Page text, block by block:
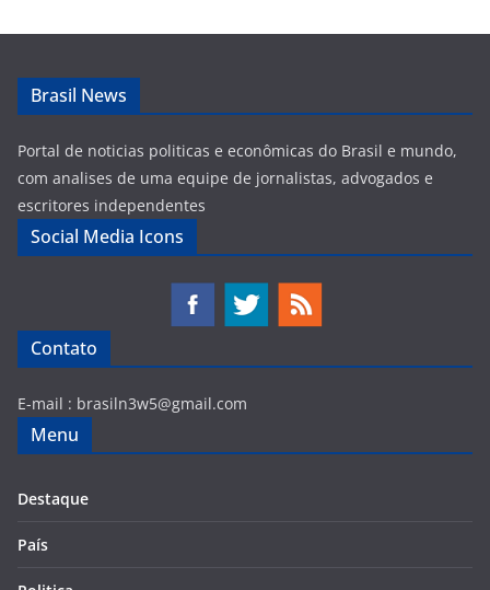
Brasil News
Portal de noticias politicas e econômicas do Brasil e mundo,
com analises de uma equipe de jornalistas, advogados e
escritores independentes
Social Media Icons
Contato
E-mail : brasiln3w5@gmail.com
Menu
Destaque
País